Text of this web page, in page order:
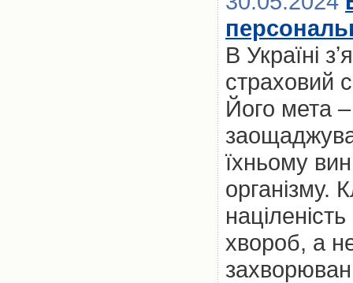
В Україні
страховий
Його мета
їхньому
організму.
хвороб, а